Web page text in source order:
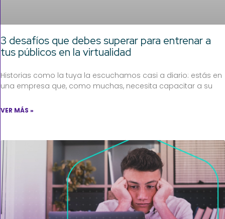
3 desafíos que debes superar para entrenar a
tus públicos en la virtualidad
Historias como la tuya la escuchamos casi a diario: estás en
una empresa que, como muchas, necesita capacitar a su
VER MÁS »